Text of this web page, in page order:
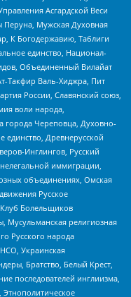
Асгардской Веси
Мужская Духовная
К Богодержавию, Таблиги
единство, Национал-
Объединенный Вилайат
Такфир Валь-Хиджра, Пит
России, Славянский союз,
воли народа,
города Череповца, Духовно-
единство, Древнерусской
Инглингов, Русский
иммиграции,
объединениях, Омская
Русское
Болельщиков
Мусульманская религиозная
Русского народа
Украинская
Братство, Белый Крест,
последователей инглиизма,